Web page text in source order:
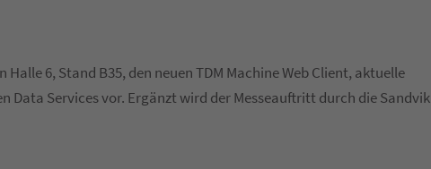
Halle 6, Stand B35, den neuen TDM Machine Web Client, aktuelle
Data Services vor. Ergänzt wird der Messeauftritt durch die Sandvik